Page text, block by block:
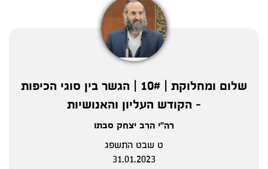
שלום ומחלוקת | 10# | הגשר בין סוגי הכיפות
- הקודש העליון והאנושיות
רה"י הרב יצחק סבתו
ט שבט התשפג
31.01.2023